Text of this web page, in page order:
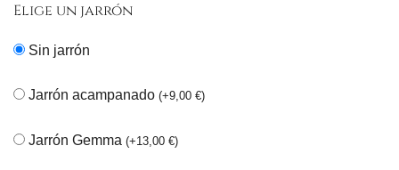
Elige un jarrón
Sin jarrón
Jarrón acampanado (+9,00 €)
Jarrón Gemma (+13,00 €)